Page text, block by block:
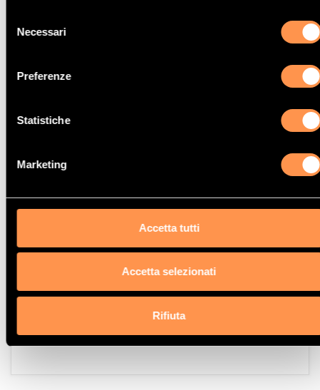
delNecessari
Preferenze
Statistiche
Marketing
Accetta tutti
Accetta selezionati
Rifiuta
Catalizzatore Audi A6 Quattro
121 Kw / 165 cv
1/97>9/01
Catalizzatore Audi A6 Quattro
2.8i V6 30V 2771 cc
142 Kw / 193 cv
1/97>9/01